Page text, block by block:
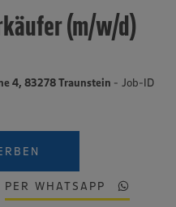
(m/w/d)
4, 83278 Traunstein - Job-ID
PER WHATSAPP